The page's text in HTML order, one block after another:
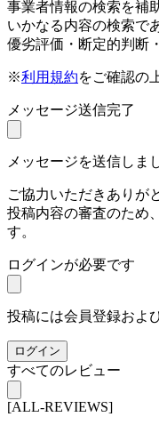
事業者情報の検索を補
いかなる内容の検索で
優劣評価・断定的判断
※利用規約をご確認の
メッセージ送信完了
メッセージを送信しま
ご協力いただきありが
投稿内容の審査のため
す。
ログインが必要です
投稿には会員登録およ
ログイン
すべてのレビュー
[ALL-REVIEWS]